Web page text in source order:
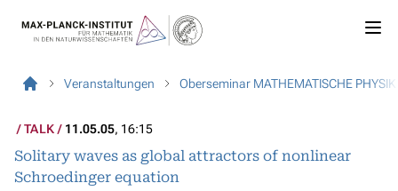
Veranstaltungen Oberseminar MATHEMATISCHE PHYSIK
TALK 11.05.05, 16:15
Solitary waves as global attractors of nonlinear
Schroedinger equation